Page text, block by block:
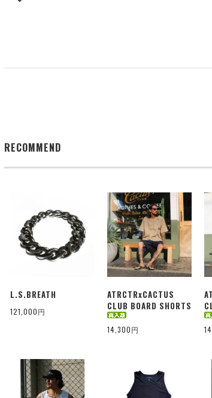
RECOMMEND
L.S.BREATH
121,000円
ATRCTRxCACTUS
CLUB BOARD SHORTS
14,300円